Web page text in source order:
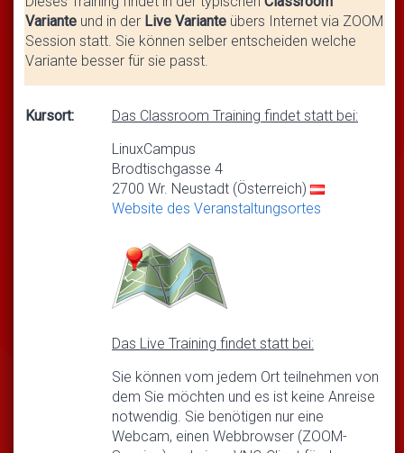
Variante und in der Live Variante übers Internet via ZOOM
Session statt. Sie können selber entscheiden welche
Variante besser für sie passt.
Kursort:
Das Classroom Training findet statt bei:
LinuxCampus
Brodtischgasse 4
2700 Wr. Neustadt (Österreich)
Website des Veranstaltungsortes
Das Live Training findet statt bei:
Sie können vom jedem Ort teilnehmen von
dem Sie möchten und es ist keine Anreise
notwendig. Sie benötigen nur eine
Webcam, einen Webbrowser (ZOOM-